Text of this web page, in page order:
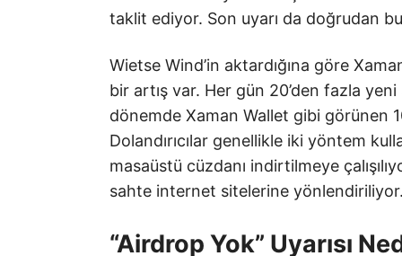
taklit ediyor. Son uyarı da doğrudan
Wietse Wind’in aktardığına göre
bir artış var. Her gün 20’den fazla yeni
dönemde Xaman Wallet gibi görünen
Dolandırıcılar genellikle iki yöntem
masaüstü cüzdanı indirtilmeye
sahte internet sitelerine
“Airdrop Yok” Uyarısı